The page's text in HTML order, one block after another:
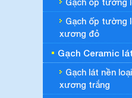
Gạch ốp tường
Gạch ốp tường
xương đỏ
Gạch Ceramic
Gạch lát nền
xương trắng